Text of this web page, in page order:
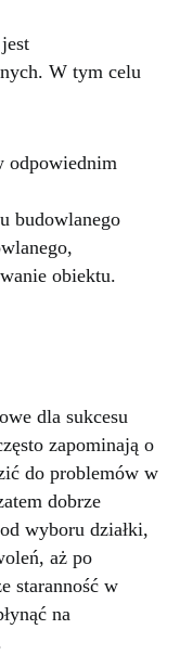
W tym celu
odpowiednim
budowlanego
obiektu.
dla sukcesu
zapominają o
do problemów w
dobrze
wyboru działki,
aż po
staranność w
na